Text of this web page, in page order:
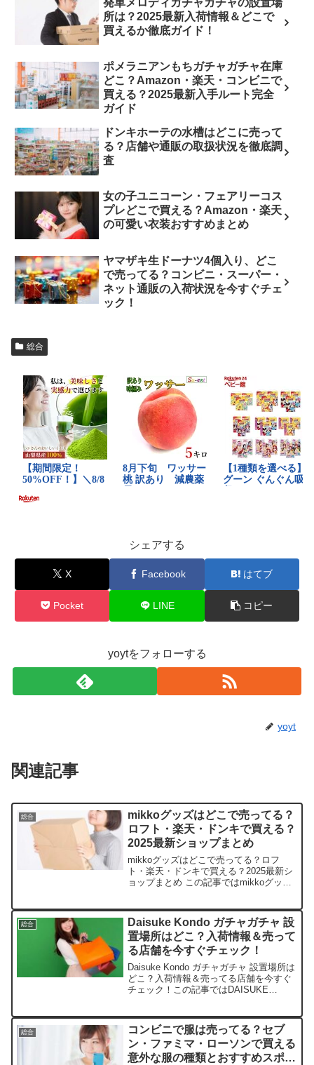
所は？2025最新入荷情報＆どこで
買えるか徹底ガイド！
ポメラニアンもちガチャガチャ在庫
どこ？Amazon・楽天・コンビニで
買える？2025最新入手ルート完全
ガイド
ドンキホーテの水槽はどこに売って
る？店舗や通販の取扱状況を徹底調
査
女の子ユニコーン・フェアリーコス
プレどこで買える？Amazon・楽天
の可愛い衣装おすすめまとめ
ヤマザキ生ドーナツ4個入り、どこ
で売ってる？コンビニ・スーパー・
ネット通販の入荷状況を今すぐチェ
ック！
総合
シェアする
X Facebook はてブ
Pocket LINE コピー
yoytをフォローする
yoyt
関連記事
総合
mikkoグッズはどこで売ってる？
ロフト・楽天・ドンキで買える？
2025最新ショップまとめ
mikkoグッズはどこで売ってる？ロフ
ト・楽天・ドンキで買える？2025最新シ
ョップまとめ この記事ではmikkoグッズ
す。店舗商品例平均価格（税込）在庫状
況（2025/...
総合
Daisuke Kondo ガチャガチャ 設
置場所はどこ？入荷情報＆売って
る店舗を今すぐチェック！
Daisuke Kondo ガチャガチャ 設置場所は
どこ？入荷情報＆売ってる店舗を今すぐ
チェック！この記事ではDAISUKE
どを手短に紹介します。ポップなアート
が可...
総合
コンビニで服は売ってる？セブ
ン・ファミマ・ローソンで買える
意外な服の種類とおすすめスポッ